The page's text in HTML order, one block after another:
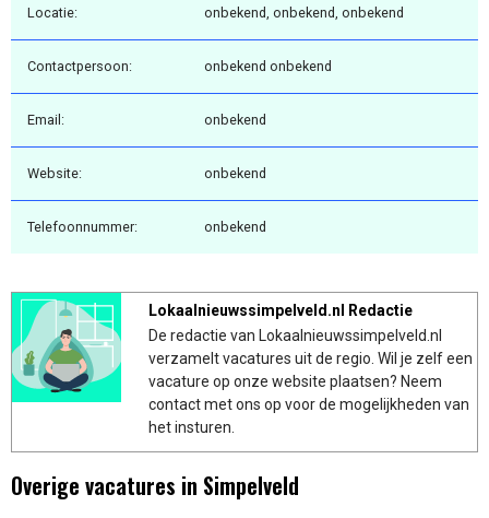
Locatie: onbekend, onbekend, onbekend
Contactpersoon: onbekend onbekend
Email: onbekend
Website: onbekend
Telefoonnummer: onbekend
Lokaalnieuwssimpelveld.nl Redactie
De redactie van Lokaalnieuwssimpelveld.nl
verzamelt vacatures uit de regio. Wil je zelf een
vacature op onze website plaatsen? Neem
contact met ons op voor de mogelijkheden van
het insturen.
Overige vacatures in Simpelveld